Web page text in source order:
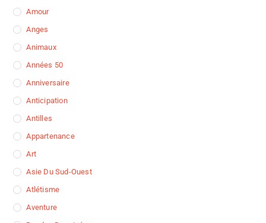
Amour
Anges
Animaux
Années 50
Anniversaire
Anticipation
Antilles
Appartenance
Art
Asie Du Sud-Ouest
Atlétisme
Aventure